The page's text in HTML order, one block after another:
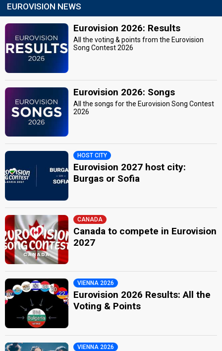
EUROVISION NEWS
Eurovision 2026: Results
All the voting & points from the Eurovision
Song Contest 2026
Eurovision 2026: Songs
All the songs for the Eurovision Song Contest
2026
HOST CITY
Eurovision 2027 host city:
Burgas or Sofia
CANADA
Canada to compete in Eurovision
2027
VIENNA 2026
Eurovision 2026 Results: All the
Voting & Points
VIENNA 2026